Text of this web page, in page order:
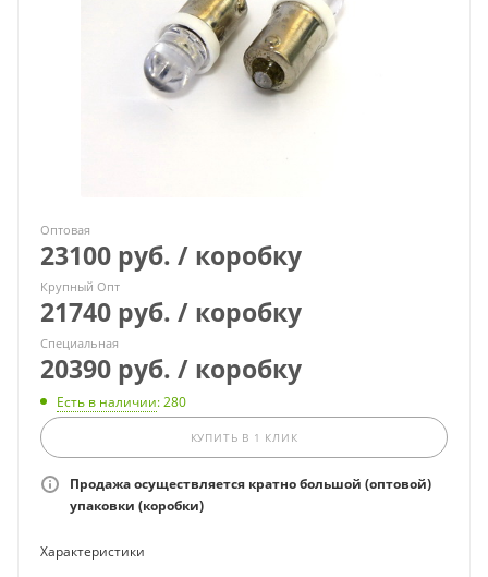
Оптовая
23100 руб. / коробку
Крупный Опт
21740 руб. / коробку
Специальная
20390 руб. / коробку
Есть в наличии: 280
КУПИТЬ В 1 КЛИК
Продажа осуществляется кратно большой (оптовой)
упаковки (коробки)
Характеристики